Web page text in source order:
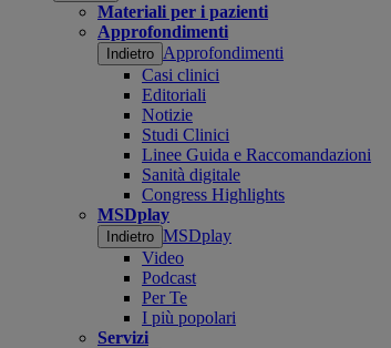
Materiali per i pazienti
Approfondimenti
Indietro Approfondimenti
Casi clinici
Editoriali
Notizie
Studi Clinici
Linee Guida e Raccomandazioni
Sanità digitale
Congress Highlights
MSDplay
Indietro MSDplay
Video
Podcast
Per Te
I più popolari
Servizi